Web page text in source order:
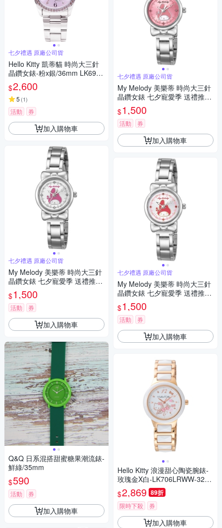
七夕禮遇 原廠公司貨
Hello Kitty 凱蒂貓 時尚大三針
晶鑽女錶-粉x銀/36mm LK691L
WPA-S 七夕寵愛季 送禮推薦
$2,600
5 (1)
活動 券
加入購物車
七夕禮遇 原廠公司貨
My Melody 美樂蒂 時尚大三針
晶鑽女錶 七夕寵愛季 送禮推
薦-銀/27mm LK697LWCI-P
$1,500
活動 券
加入購物車
Q&Q 日系混搭甜蜜糖果潮流錶-
鮮綠/35mm
$590
活動 券
加入購物車
七夕禮遇 原廠公司貨
My Melody 美樂蒂 時尚大三針
晶鑽女錶 七夕寵愛季 送禮推
薦-銀x桃粉/27mm LK697LWPI
$1,500
活動 券
加入購物車
七夕禮遇 原廠公司貨
My Melody 美樂蒂 時尚大三針
晶鑽女錶 七夕寵愛季 送禮推
薦-銀/27mm LK697LWCI-R
$1,500
活動 券
加入購物車
Hello Kitty 浪漫甜心陶瓷腕錶-
玫瑰金X白-LK706LRWW-32m
m
$2,869 89折
限時下殺 券
加入購物車